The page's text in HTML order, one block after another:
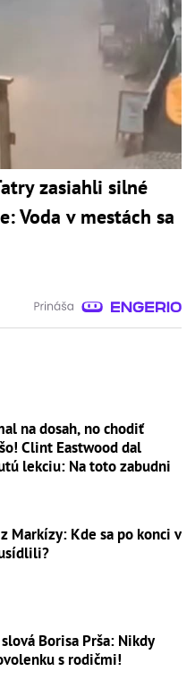
zasiahli silné
Voda v mestách sa
na dosah, no chodiť
Clint Eastwood dal
lekciu: Na toto zabudni
Markízy: Kde sa po konci v
Borisa Prša: Nikdy
s rodičmi!